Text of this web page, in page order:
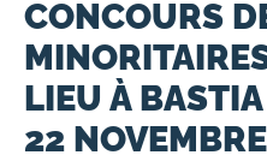
CONCOURS
LIEU À
22